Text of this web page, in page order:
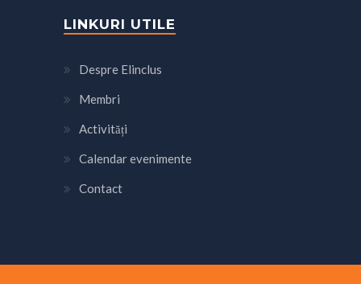
LINKURI UTILE
Despre Elinclus
Membri
Activități
Calendar evenimente
Contact